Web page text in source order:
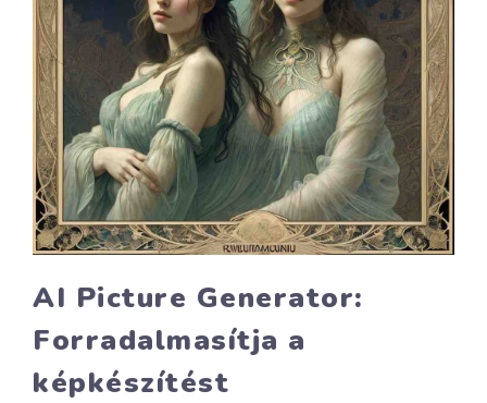
AI Picture Generator:
Forradalmasítja a
képkészítést